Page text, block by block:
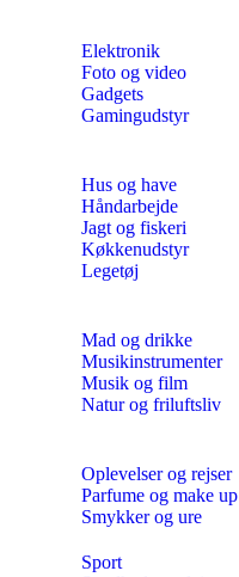
Elektronik
Foto og video
Gadgets
Gamingudstyr
Hus og have
Håndarbejde
Jagt og fiskeri
Køkkenudstyr
Legetøj
Mad og drikke
Musikinstrumenter
Musik og film
Natur og friluftsliv
Oplevelser og rejser
Parfume og make up
Smykker og ure
Sport